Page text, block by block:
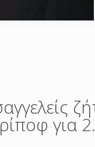
για